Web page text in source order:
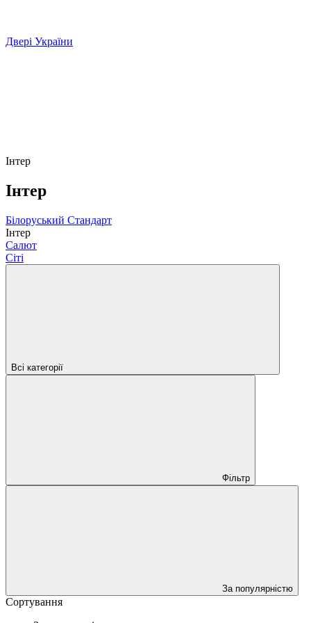
Двері України
Інтер
Інтер
Білоруський Стандарт
Інтер
Салют
Сіті
Всі категорії
Фільтр
За популярністю
Сортування